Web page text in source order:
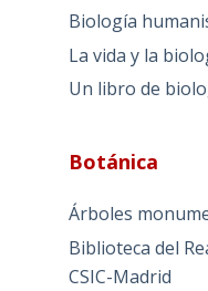
Biología
La vida y la
Un libro de
Botánica
Árboles
Biblioteca del
CSIC-Madrid